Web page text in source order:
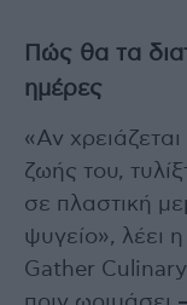
Πώς θα τα
ημέρες
«Αν
ζωής του,
σε πλαστική
ψυγείο», λέει
Gather